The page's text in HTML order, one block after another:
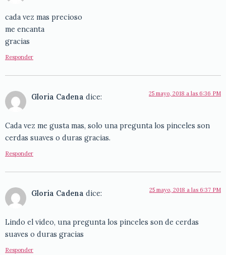
cada vez mas precioso
me encanta
gracias
Responder
Gloria Cadena dice: 25 mayo, 2018 a las 6:36 PM
Cada vez me gusta mas, solo una pregunta los pinceles son
cerdas suaves o duras gracias.
Responder
Gloria Cadena dice: 25 mayo, 2018 a las 6:37 PM
Lindo el video, una pregunta los pinceles son de cerdas
suaves o duras gracias
Responder